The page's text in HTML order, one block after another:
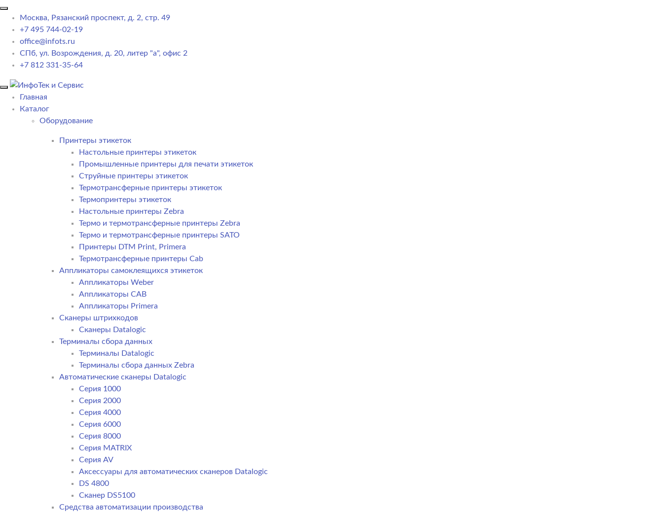
Москва, Рязанский проспект, д. 2, стр. 49
+7 495 744-02-19
office@infots.ru
СПб, ул. Возрождения, д. 20, литер "a", офис 2
+7 812 331-35-64
Главная
Каталог
Оборудование
Принтеры этикеток
Настольные принтеры этикеток
Промышленные принтеры для печати этикеток
Струйные принтеры этикеток
Термотрансферные принтеры этикеток
Термопринтеры этикеток
Настольные принтеры Zebra
Термо и термотрансферные принтеры Zebra
Термо и термотрансферные принтеры SATO
Принтеры DTM Print, Primera
Термотрансферные принтеры Cab
Аппликаторы самоклеящихся этикеток
Аппликаторы Weber
Аппликаторы CAB
Аппликаторы Primera
Сканеры штрихкодов
Сканеры Datalogic
Терминалы сбора данных
Терминалы Datalogic
Терминалы сбора данных Zebra
Автоматические сканеры Datalogic
Серия 1000
Серия 2000
Серия 4000
Серия 6000
Серия 8000
Серия MATRIX
Серия AV
Аксессуары для автоматических сканеров Datalogic
DS 4800
Сканер DS5100
Средства автоматизации производства